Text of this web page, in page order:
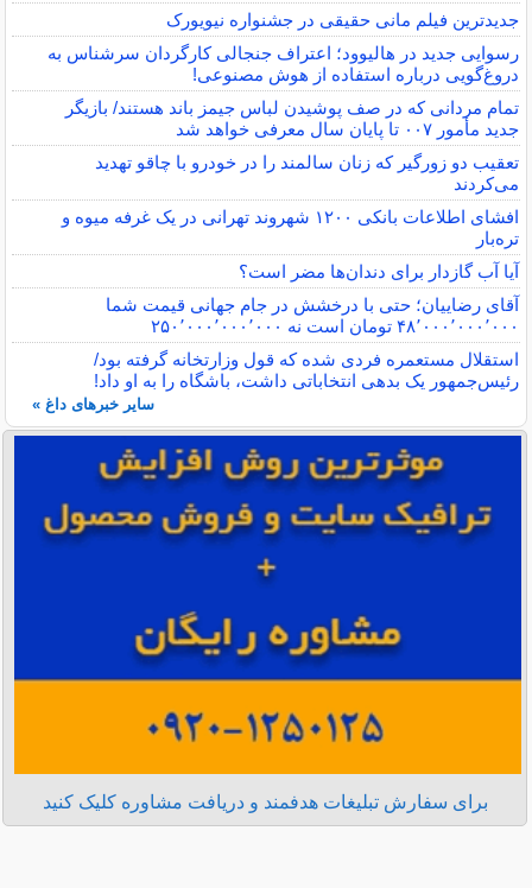
جدیدترین فیلم مانی حقیقی در جشنواره نیویورک
رسوایی جدید در هالیوود؛ اعتراف جنجالی کارگردان سرشناس به
دروغ‌گویی درباره استفاده از هوش مصنوعی!
تمام مردانی که در صف پوشیدن لباس جیمز باند هستند/ بازیگر
جدید مأمور ۰۰۷ تا پایان سال معرفی خواهد شد
تعقیب دو زورگیر که زنان سالمند را در خودرو با چاقو تهدید
می‌کردند
افشای اطلاعات بانکی ۱۲۰۰ شهروند تهرانی در یک غرفه میوه و
تره‌بار
آیا آب گازدار برای دندان‌ها مضر است؟
آقای رضاییان؛ حتی با درخشش در جام جهانی قیمت شما
۴۸٬۰۰۰٬۰۰۰٬۰۰۰ تومان است نه ۲۵۰٬۰۰۰٬۰۰۰٬۰۰۰
استقلال مستعمره فردی شده که قول وزارتخانه گرفته بود/
رئیس‌جمهور یک بدهی انتخاباتی داشت، باشگاه را به او داد!
سایر خبرهای داغ »
برای سفارش تبلیغات هدفمند و دریافت مشاوره کلیک کنید